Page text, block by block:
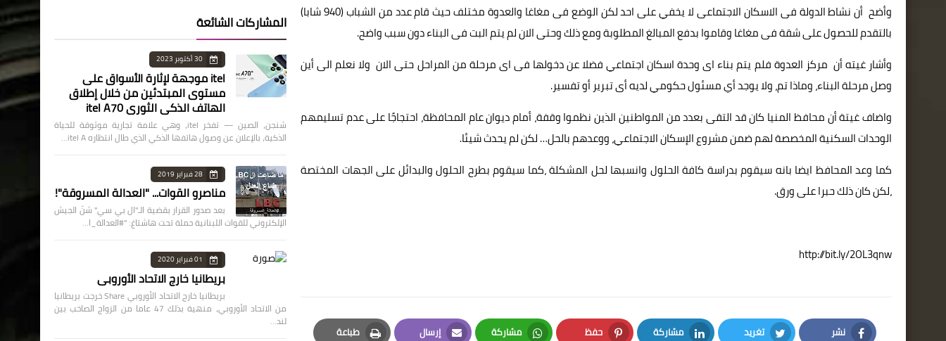
وأضح أن نشاط الدولة فى الاسكان الاجتماعى لا يخفي على احد لكن الوضع فى مغاغا والعدوة مختلف حيث قام عدد من الشباب (940 شابا)
بالتقدم للحصول على شقة فى مغاغا وقاموا بدفع المبالغ المطلوبة ومع ذلك وحتى الان لم يتم البت فى البناء دون سبب واضح.
وأشار غيته أن مركز العدوة فلم يتم بناء اى وحدة اسكان اجتماعي فضلا عن دخولها فى اى مرحلة من المراحل حتى الان ولا نعلم الى أين
وصل مرحلة البناء، وماذا تم، ولا يوجد أي مسئول حكومي لديه أى تبرير أو تفسير.
واضاف غيتة أن محافظ المنيا كان قد التقى بعدد من المواطنين الذين نظموا وقفة، أمام ديوان عام المحافظة، احتجاجًا على عدم تسليمهم
الوحدات السكنية المخصصة لهم ضمن مشروع الإسكان الاجتماعي، ووعدهم بالحل… لكن لم يحدث شيئا.
كما وعد المحافظ ايضا بانه سيقوم بدراسة كافة الحلول وانسبها لحل المشكلة ،كما سيقوم بطرح الحلول والبدائل على الجهات المختصة
،لكن كان ذلك حبرا على ورق.
http://bit.ly/2OL3qnw
نشر تغريد مشاركة حفظ مشاركة إرسال طباعة
المشاركات الشائعة
30 أكتوبر 2023
itel موجهة لإثارة الأسواق على
مستوى المبتدئين من خلال إطلاق
الهاتف الذكي الثوري itel A70
شنجن، الصين — تفخر itel، وهي علامة تجارية موثوقة للحياة
الذكية، بالإعلان عن وصول هاتفها الذكي الذي طال انتظاره itel A…
28 فبراير 2019
مناصرو القوات... "العدالة المسروقة"!
بعد صدور القرار بقضية الـ"ال بي سي" شنّ الجيش
الإلكتروني للقوات اللبنانية حملة تحت هاشتاغ: "#العدالة_ا…
01 فبراير 2020
بريطانيا خارج الاتحاد الأوروبي
بريطانيا خارج الاتحاد الأوروبي Share خرجت بريطانيا
من الاتحاد الأوروبي، منهية بذلك 47 عاما من الزواج الصاخب بين
لند…